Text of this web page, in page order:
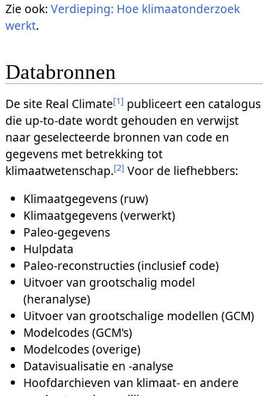
Zie ook: Verdieping: Hoe klimaatonderzoek
werkt.
Databronnen
De site Real Climate[1] publiceert een catalogus
die up-to-date wordt gehouden en verwijst
naar geselecteerde bronnen van code en
gegevens met betrekking tot
klimaatwetenschap.[2] Voor de liefhebbers:
Klimaatgegevens (ruw)
Klimaatgegevens (verwerkt)
Paleo-gegevens
Hulpdata
Paleo-reconstructies (inclusief code)
Uitvoer van grootschalig model
(heranalyse)
Uitvoer van grootschalige modellen (GCM)
Modelcodes (GCM's)
Modelcodes (overige)
Datavisualisatie en -analyse
Hoofdarchieven van klimaat- en andere